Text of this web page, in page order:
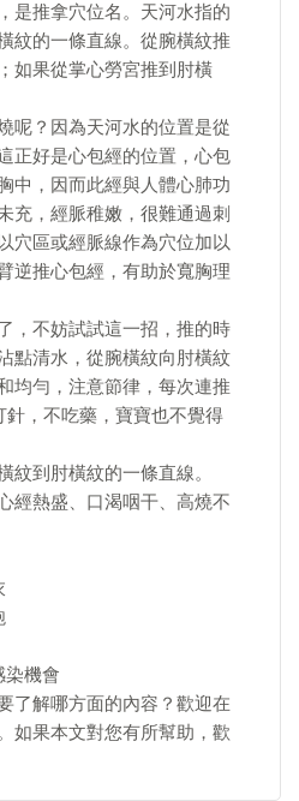
是推拿穴位名。天河水指的
紋的一條直線。從腕橫紋推
如果從掌心勞宮推到肘橫
呢？因為天河水的位置是從
正好是心包經的位置，心包
中，因而此經與人體心肺功
充，經脈稚嫩，很難通過刺
穴區或經脈線作為穴位加以
逆推心包經，有助於寬胸理
，不妨試試這一招，推的時
點清水，從腕橫紋向肘橫紋
均勻，注意節律，每次連推
，不吃藥，寶寶也不覺得
紋到肘橫紋的一條直線。
經熱盛、口渴咽干、高燒不
染機會
了解哪方面的內容？歡迎在
如果本文對您有所幫助，歡